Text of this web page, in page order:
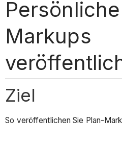
Markups
Ziel
So veröffentlichen Sie Plan-